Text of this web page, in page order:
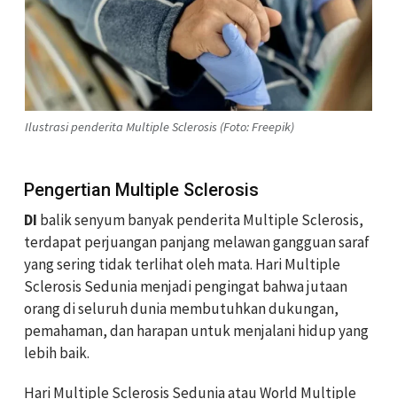
Ilustrasi penderita Multiple Sclerosis (Foto: Freepik)
Pengertian Multiple Sclerosis
DI balik senyum banyak penderita Multiple Sclerosis,
terdapat perjuangan panjang melawan gangguan saraf
yang sering tidak terlihat oleh mata. Hari Multiple
Sclerosis Sedunia menjadi pengingat bahwa jutaan
orang di seluruh dunia membutuhkan dukungan,
pemahaman, dan harapan untuk menjalani hidup yang
lebih baik.
Hari Multiple Sclerosis Sedunia atau World Multiple